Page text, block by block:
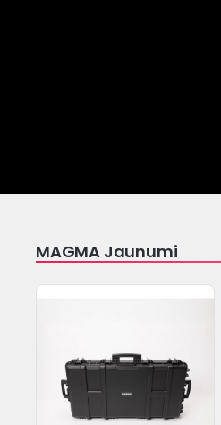
MAGMA Jaunumi